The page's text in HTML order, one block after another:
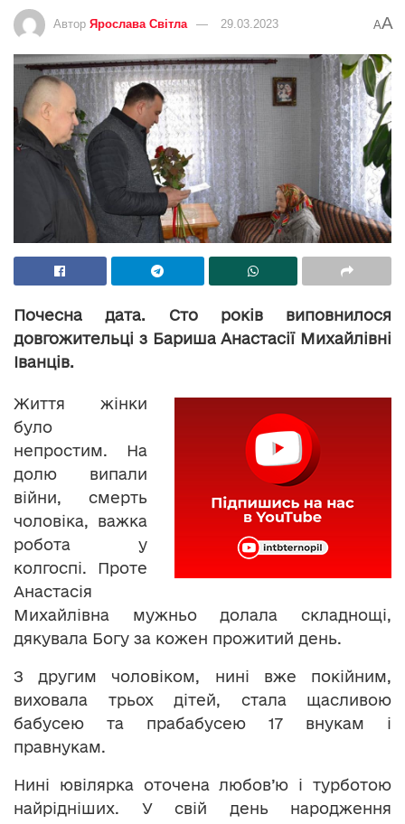
Автор Ярослава Світла 29.03.2023 AA
Почесна дата. Сто років виповнилося
довгожительці з Бариша Анастасії Михайлівні
Іванців.
Життя жінки
було
непростим. На
долю випали
війни, смерть
чоловіка, важка
робота у
колгоспі. Проте
Анастасія
Михайлівна мужньо долала складнощі,
дякувала Богу за кожен прожитий день.
З другим чоловіком, нині вже покійним,
виховала трьох дітей, стала щасливою
бабусею та прабабусею 17 внукам і
правнукам.
Нині ювілярка оточена любов’ю і турботою
найрідніших. У свій день народження